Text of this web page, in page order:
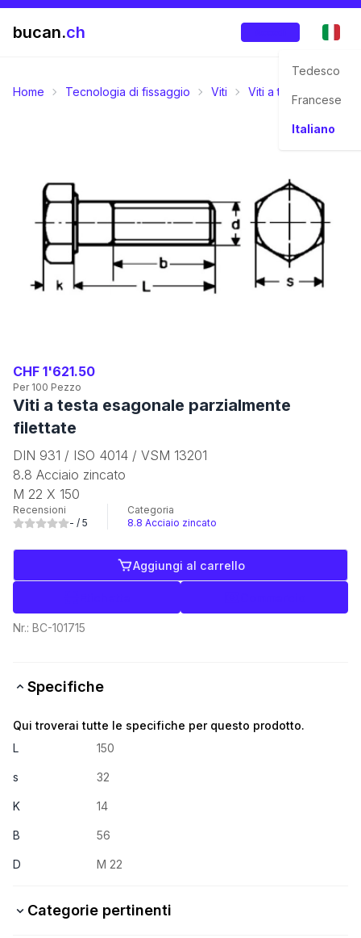
bucan.ch
Tedesco
Francese
Italiano
Home Tecnologia di fissaggio Viti Viti a testa
CHF 1'621.50
Per 100 Pezzo
Viti a testa esagonale parzialmente
filettate
DIN 931 / ISO 4014 / VSM 13201
8.8 Acciaio zincato
M 22 X 150
Recensioni
- / 5
Categoria
8.8 Acciaio zincato
Aggiungi al carrello
Nr.: BC-101715
Specifiche
Qui troverai tutte le specifiche per questo prodotto.
L
150
s 32
K 14
B 56
D M 22
Categorie pertinenti